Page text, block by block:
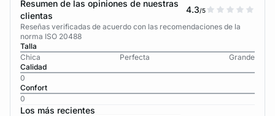
Resumen de las opiniones de nuestras
clientas
4.3/5
Reseñas verificadas de acuerdo con las recomendaciones de la
norma ISO 20488
Talla
Chica
Perfecta
Grande
Calidad
0
Confort
0
Los más recientes